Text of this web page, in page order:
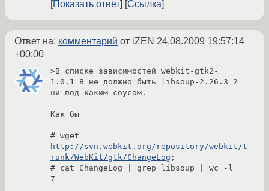
Показать ответ Ссылка
Ответ на: комментарий от iZEN 24.08.2009 19:57:14
+00:00
>В списке зависимостей webkit-gtk2-
1.0.1_8 не должно быть libsoup-2.26.3_2
ни под каким соусом.
Как бы
http://svn.webkit.org/repository/webkit/t
runk/WebKit/gtk/ChangeLog ;
# cat ChangeLog | grep libsoup | wc -l
7